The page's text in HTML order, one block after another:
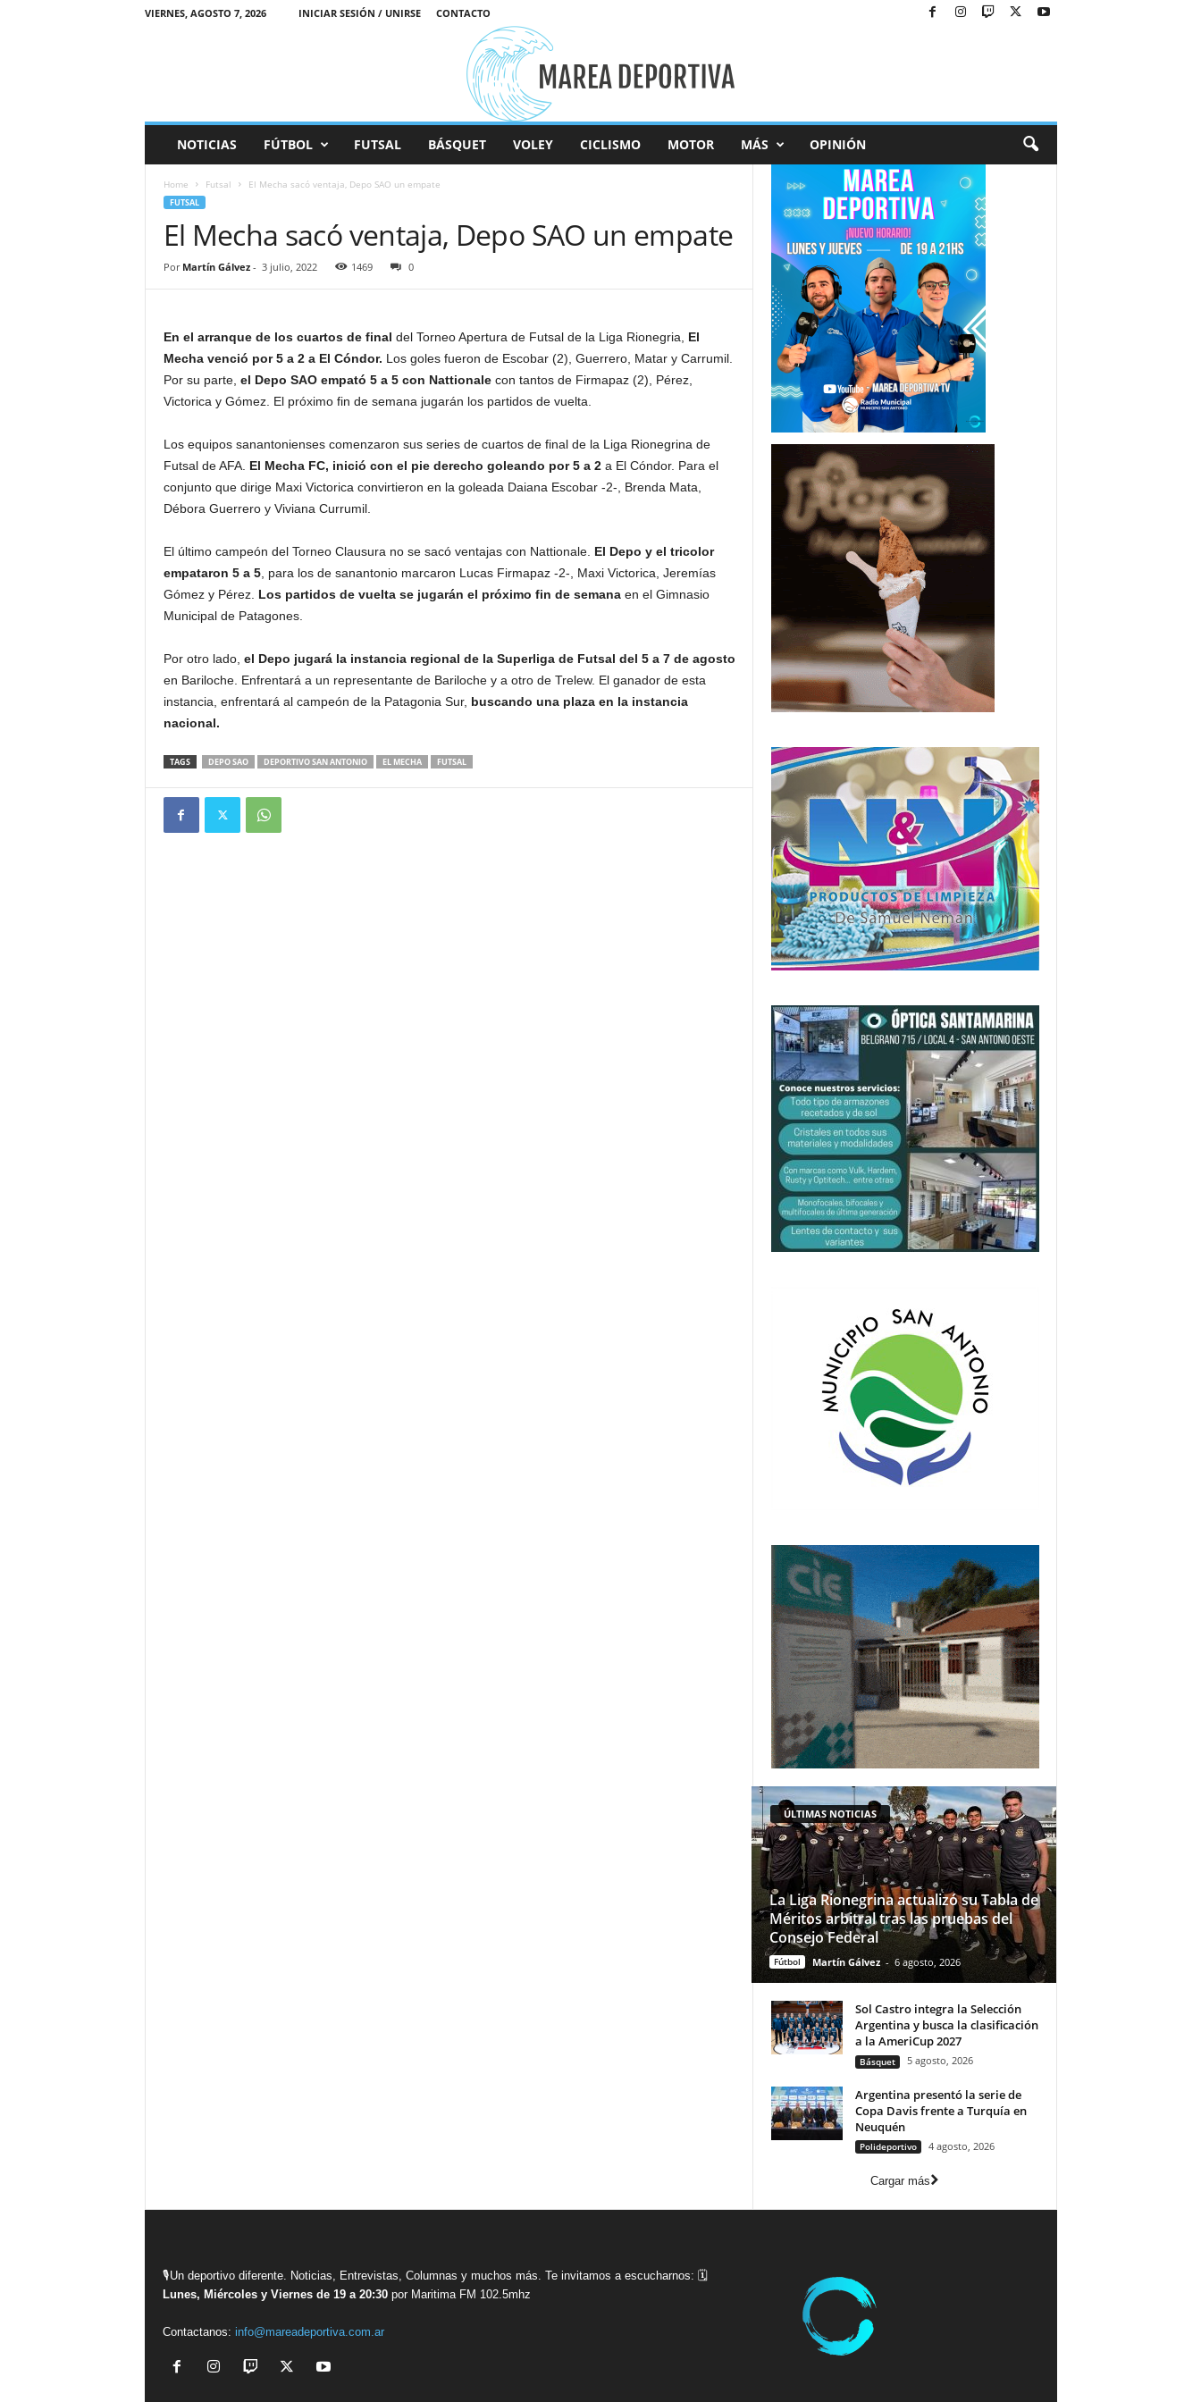
VIERNES, AGOSTO 7, 2026 INICIAR SESIÓN / UNIRSE CONTACTO
r
NOTICIAS FÚTBOL FUTSAL BÁSQUET VOLEY CICLISMO MOTOR MÁS OPINIÓN
Home Futsal El Mecha sacó ventaja, Depo SAO un empate
FUTSAL
El Mecha sacó ventaja, Depo SAO un empate
Por Martín Gálvez- 3 julio, 2022 1469 0
En el arranque de los cuartos de final del Torneo Apertura de Futsal de la Liga Rionegria, El
Mecha venció por 5 a 2 a El Cóndor. Los goles fueron de Escobar (2), Guerrero, Matar y Carrumil.
Por su parte, el Depo SAO empató 5 a 5 con Nattionalecon tantos de Firmapaz (2), Pérez,
Victorica y Gómez. El próximo fin de semana jugarán los partidos de vuelta.
Los equipos sanantonienses comenzaron sus series de cuartos de final de la Liga Rionegrina de
Futsal de AFA. El Mecha FC, inició con el pie derecho goleando por 5 a 2a El Cóndor. Para el
conjunto que dirige Maxi Victorica convirtieron en la goleada Daiana Escobar -2-, Brenda Mata,
Débora Guerrero y Viviana Currumil.
El último campeón del Torneo Clausura no se sacó ventajas con Nattionale. El Depo y el tricolor
empataron 5 a 5, para los de sanantonio marcaron Lucas Firmapaz -2-, Maxi Victorica, Jeremías
Gómez y Pérez. Los partidos de vuelta se jugarán el próximo fin de semanaen el Gimnasio
Municipal de Patagones.
Por otro lado, el Depo jugará la instancia regional de la Superliga de Futsal del 5 a 7 de agosto
en Bariloche. Enfrentará a un representante de Bariloche y a otro de Trelew. El ganador de esta
instancia, enfrentará al campeón de la Patagonia Sur, buscando una plaza en la instancia
nacional.
TAGS DEPO SAO DEPORTIVO SAN ANTONIO EL MECHA FUTSAL
ÚLTIMAS NOTICIAS
La Liga Rionegrina actualizó su Tabla de
Méritos arbitral tras las pruebas del
Consejo Federal
Fútbol Martín Gálvez - 6 agosto, 2026
Sol Castro integra la Selección
Argentina y busca la clasificación
a la AmeriCup 2027
Básquet 5 agosto, 2026
Argentina presentó la serie de
Copa Davis frente a Turquía en
Neuquén
Polideportivo 4 agosto, 2026
Cargar más
🎙Un deportivo diferente. Noticias, Entrevistas, Columnas y muchos más. Te invitamos a escucharnos: 🗓
Lunes, Miércoles y Viernes de 19 a 20:30por Maritima FM 102.5mhz
Contactanos: info@mareadeportiva.com.ar